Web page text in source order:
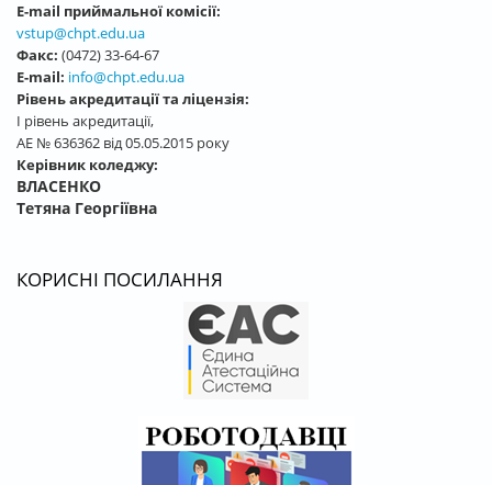
E-mail приймальної комісії:
vstup@chpt.edu.ua
Факс: (0472) 33-64-67
E-mail: info@chpt.edu.ua
Рівень акредитації та ліцензія:
І рівень акредитації,
АЕ № 636362 від 05.05.2015 року
Керівник коледжу:
ВЛАСЕНКО
Тетяна Георгіївна
КОРИСНІ ПОСИЛАННЯ